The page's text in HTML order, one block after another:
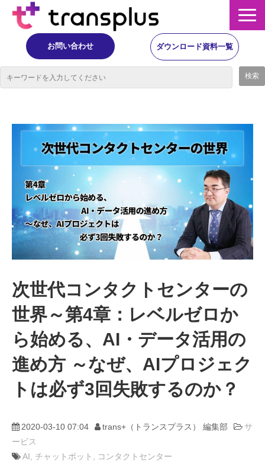
お問い合わせ ダウンロード資料一覧
イベント・レポート
コラム
動画
trans-DXプロデューサー
次世代コンタクトセンターの
世界～第4章：レベルゼロか
ら始める、AI・データ活用の
進め方 ～なぜ、AIプロジェク
トは必ず3回失敗するのか？
2020-03-10 07:04 trans+（トランスプラス） 編集部
サ
ービス
AI
チャットボット コンタクトセンター